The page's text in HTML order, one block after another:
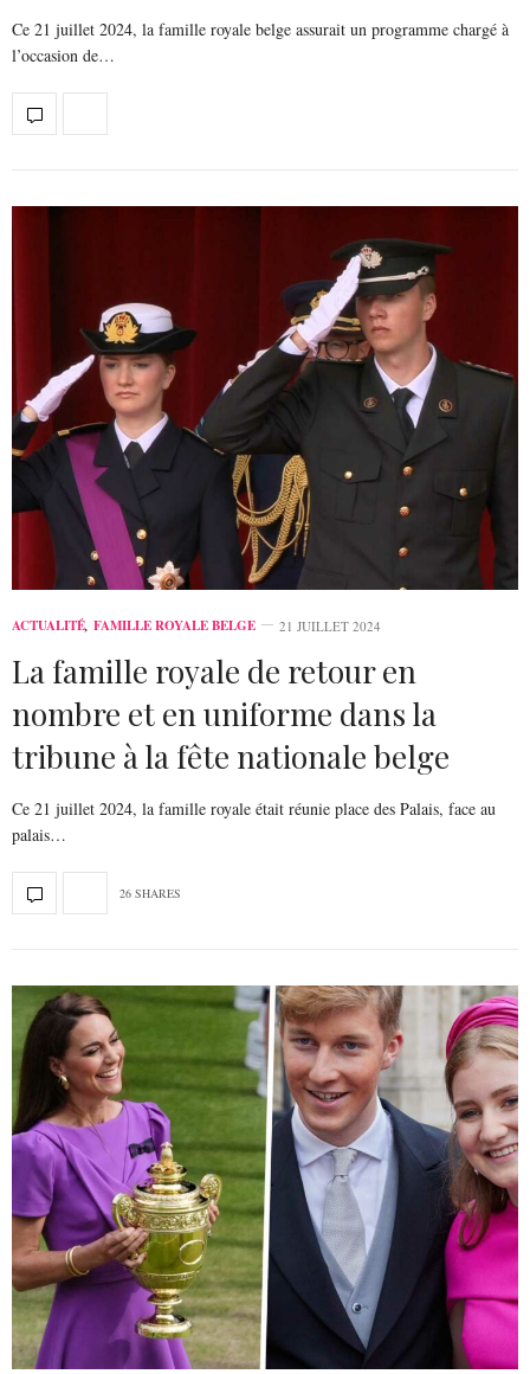
Ce 21 juillet 2024, la famille royale belge assurait un programme chargé à
l’occasion de…
ACTUALITÉ, FAMILLE ROYALE BELGE 21 JUILLET 2024
La famille royale de retour en
nombre et en uniforme dans la
tribune à la fête nationale belge
Ce 21 juillet 2024, la famille royale était réunie place des Palais, face au
palais…
26 SHARES